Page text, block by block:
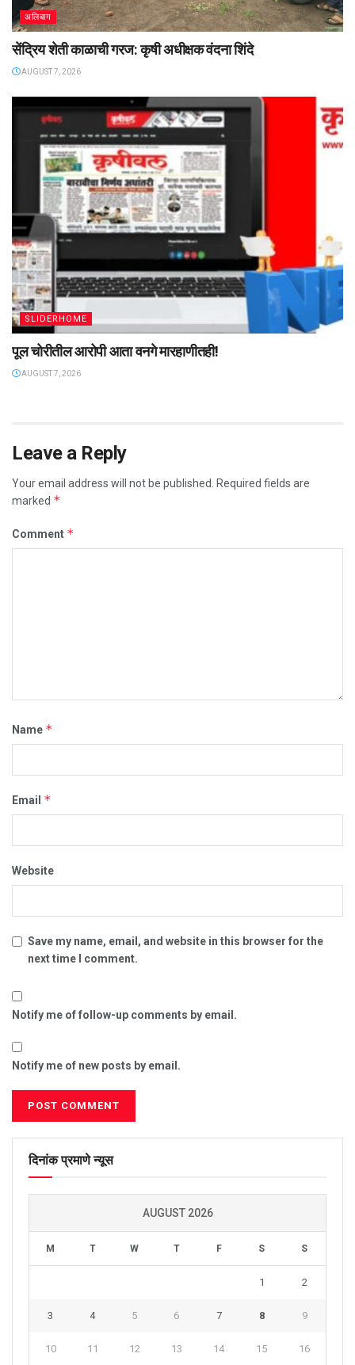
अलिबाग
सेंद्रिय शेती काळाची गरज: कृषी अधीक्षक वंदना शिंदे
AUGUST 7, 2026
SLIDERHOME
पूल चोरीतील आरोपी आता वनगे मारहाणीतही!
AUGUST 7, 2026
Leave a Reply
Your email address will not be published. Required fields are
marked *
Comment *
Name *
Email *
Website
Save my name, email, and website in this browser for the
next time I comment.
Notify me of follow-up comments by email.
Notify me of new posts by email.
दिनांक प्रमाणे न्यूस
AUGUST 2026
M T W T F S S
1 2
3 4 5 6 7 8 9
10 11 12 13 14 15 16